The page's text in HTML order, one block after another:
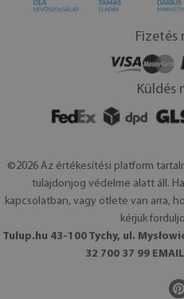
Fizetés
Küldés
©2026 Az értékesítési platform
tulajdonjog védelme alatt áll.
kapcsolatban, vagy ötlete van arra,
kérjük
Tulup.hu 43-100 Tychy, ul.
32 700 37 99